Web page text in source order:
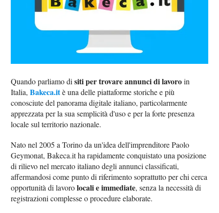
Quando parliamo disiti per trovare annunci di lavoroin
Italia,Bakeca.itè una delle piattaforme storiche e più
conosciute del panorama digitale italiano, particolarmente
apprezzata per la sua semplicità d'uso e per la forte presenza
locale sul territorio nazionale.
Nato nel 2005 a Torino da un'idea dell'imprenditore Paolo
Geymonat, Bakeca.it ha rapidamente conquistato una posizione
di rilievo nel mercato italiano degli annunci classificati,
affermandosi come punto di riferimento soprattutto per chi cerca
opportunità di lavorolocali e immediate, senza la necessità di
registrazioni complesse o procedure elaborate.